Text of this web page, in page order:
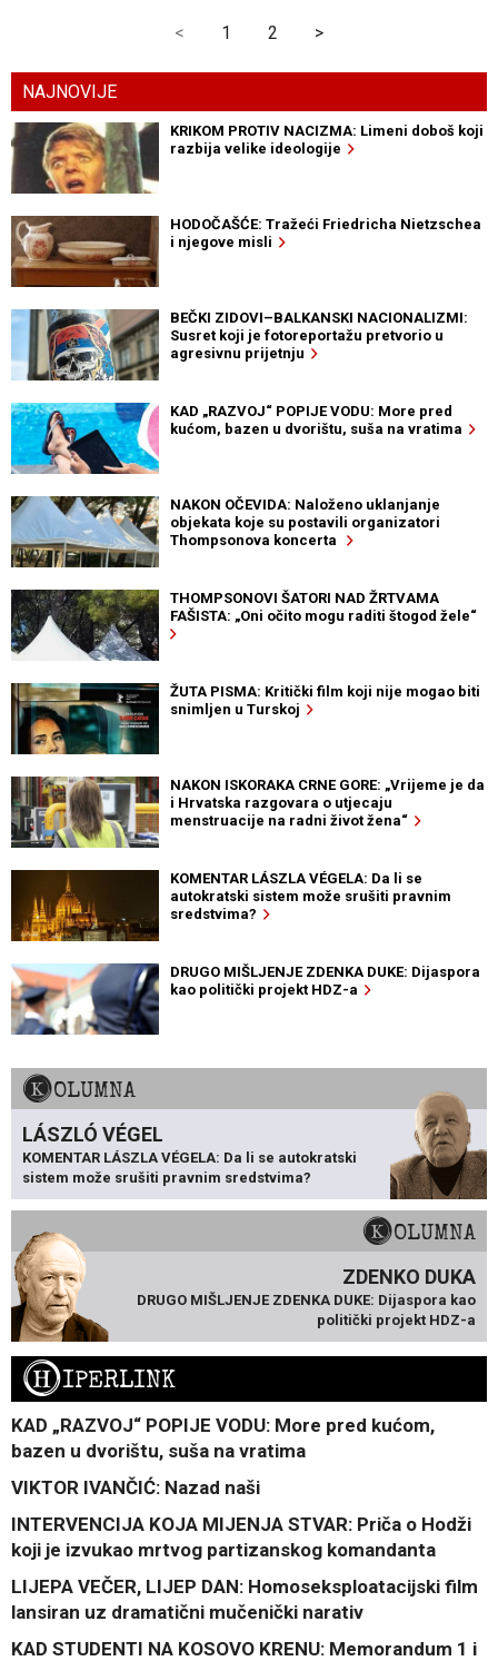
< 1 2 >
NAJNOVIJE
KRIKOM PROTIV NACIZMA: Limeni doboš koji
razbija velike ideologije
HODOČAŠĆE: Tražeći Friedricha Nietzschea
i njegove misli
BEČKI ZIDOVI–BALKANSKI NACIONALIZMI:
Susret koji je fotoreportažu pretvorio u
agresivnu prijetnju
KAD „RAZVOJ“ POPIJE VODU: More pred
kućom, bazen u dvorištu, suša na vratima
NAKON OČEVIDA: Naloženo uklanjanje
objekata koje su postavili organizatori
Thompsonova koncerta
THOMPSONOVI ŠATORI NAD ŽRTVAMA
FAŠISTA: „Oni očito mogu raditi štogod žele“
ŽUTA PISMA: Kritički film koji nije mogao biti
snimljen u Turskoj
NAKON ISKORAKA CRNE GORE: „Vrijeme je da
i Hrvatska razgovara o utjecaju
menstruacije na radni život žena“
KOMENTAR LÁSZLA VÉGELA: Da li se
autokratski sistem može srušiti pravnim
sredstvima?
DRUGO MIŠLJENJE ZDENKA DUKE: Dijaspora
kao politički projekt HDZ-a
KOLUMNA
LÁSZLÓ VÉGEL
KOMENTAR LÁSZLA VÉGELA: Da li se autokratski
sistem može srušiti pravnim sredstvima?
KOLUMNA
ZDENKO DUKA
DRUGO MIŠLJENJE ZDENKA DUKE: Dijaspora kao
politički projekt HDZ-a
HIPERLINK
KAD „RAZVOJ“ POPIJE VODU: More pred kućom,
bazen u dvorištu, suša na vratima
VIKTOR IVANČIĆ: Nazad naši
INTERVENCIJA KOJA MIJENJA STVAR: Priča o Hodži
koji je izvukao mrtvog partizanskog komandanta
LIJEPA VEČER, LIJEP DAN: Homoseksploatacijski film
lansiran uz dramatični mučenički narativ
KAD STUDENTI NA KOSOVO KRENU: Memorandum 1 i